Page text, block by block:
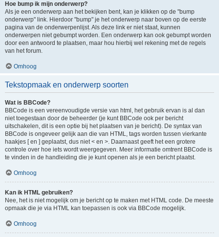
Hoe bump ik mijn onderwerp?
Als je een onderwerp aan het bekijken bent, kan je klikken op de "bump
onderwerp" link. Hierdoor "bump" je het onderwerp naar boven op de eerste
pagina van de onderwerpenlijst. Als deze link er niet staat, kunnen
onderwerpen niet gebumpt worden. Een onderwerp kan ook gebumpt worden
door een antwoord te plaatsen, maar hou hierbij wel rekening met de regels
van het forum.
Omhoog
Tekstopmaak en onderwerp soorten
Wat is BBCode?
BBCode is een vereenvoudigde versie van html, het gebruik ervan is al dan
niet toegestaan door de beheerder (je kunt BBCode ook per bericht
uitschakelen, dit is een optie bij het plaatsen van je bericht). De syntax van
BBCode is ongeveer gelijk aan die van HTML, tags worden tussen vierkante
haakjes [ en ] geplaatst, dus niet < en >. Daarnaast geeft het een grotere
controle over hoe iets wordt weergegeven. Meer informatie omtrent BBCode is
te vinden in de handleiding die je kunt openen als je een bericht plaatst.
Omhoog
Kan ik HTML gebruiken?
Nee, het is niet mogelijk om je bericht op te maken met HTML code. De meeste
opmaak die je via HTML kan toepassen is ook via BBCode mogelijk.
Omhoog